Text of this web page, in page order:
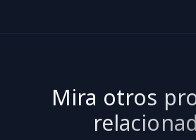
Mira otros